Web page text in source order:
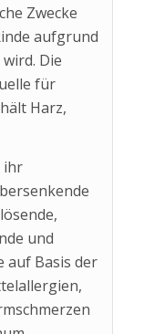
Zwecke
aufgrund
Die
für
Harz,
ihr
und
auf Basis der